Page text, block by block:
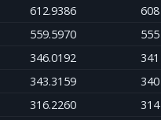
612.9386 608
559.5970 555
346.0192 341
343.3159 340
316.2260 314